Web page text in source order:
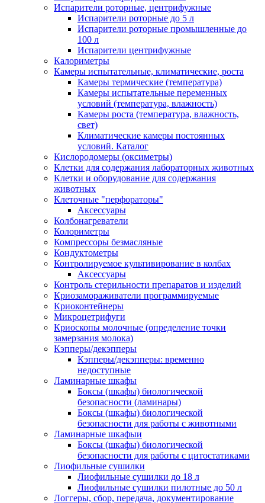
Испарители роторные, центрифужные
Испарители роторные до 5 л
Испарители роторные промышленные до
100 л
Испарители центрифужные
Калориметры
Камеры испытательные, климатические, роста
Камеры термические (температура)
Камеры испытательные переменных
условий (температура, влажность)
Камеры роста (температура, влажность,
свет)
Климатические камеры постоянных
условий. Каталог
Кислородомеры (оксиметры)
Клетки для содержания лабораторных животных
Клетки и оборудование для содержания
животных
Клеточные "перфораторы"
Аксессуары
Колбонагреватели
Колориметры
Компрессоры безмасляные
Кондуктометры
Контролируемое культивирование в колбах
Аксессуары
Контроль стерильности препаратов и изделий
Криозамораживатели программируемые
Криоконтейнеры
Микроцетрифуги
Криоскопы молочные (определение точки
замерзания молока)
Кэпперы/декэпперы
Кэпперы/декэпперы: временно
недоступные
Ламинарные шкафы
Боксы (шкафы) биологической
безопасности (ламинары)
Боксы (шкафы) биологической
безопасности для работы с животными
Ламинарные шкафыи
Боксы (шкафы) биологической
безопасности для работы с цитостатиками
Лиофильные сушилки
Лиофильные сушилки до 18 л
Лиофильные сушилки пилотные до 50 л
Логгеры, сбор, передача, документирование